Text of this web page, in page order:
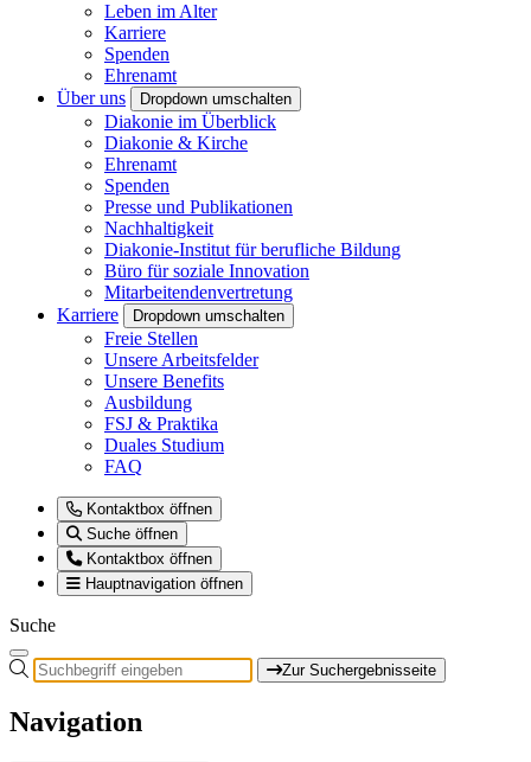
Leben im Alter
Karriere
Spenden
Ehrenamt
Über uns
Dropdown umschalten
Diakonie im Überblick
Diakonie & Kirche
Ehrenamt
Spenden
Presse und Publikationen
Nachhaltigkeit
Diakonie-Institut für berufliche Bildung
Büro für soziale Innovation
Mitarbeitendenvertretung
Karriere
Dropdown umschalten
Freie Stellen
Unsere Arbeitsfelder
Unsere Benefits
Ausbildung
FSJ & Praktika
Duales Studium
FAQ
Kontaktbox öffnen
Suche öffnen
Kontaktbox öffnen
Hauptnavigation öffnen
Suche
Zur Suchergebnisseite
Navigation